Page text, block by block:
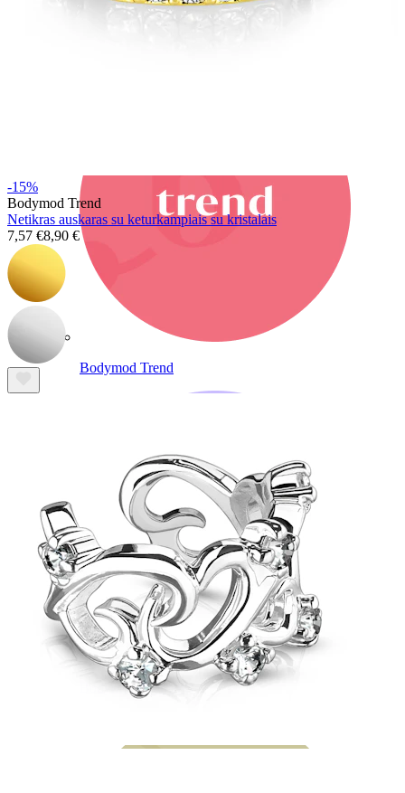
Bodymod Trend
Bodymod Moments
-15%
Bodymod Trend
Netikras auskaras su keturkampiais su kristalais
7,57 €8,90 €